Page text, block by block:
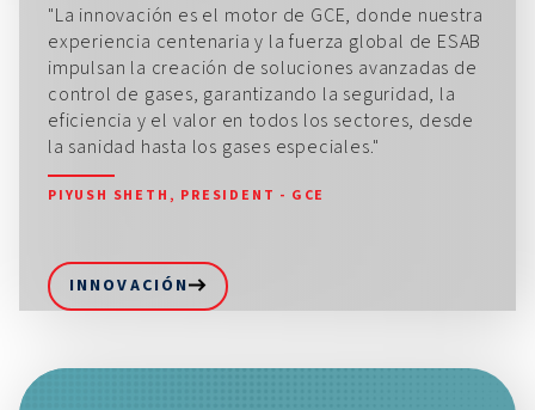
"La innovación es el motor de GCE, donde nuestra
experiencia centenaria y la fuerza global de ESAB
impulsan la creación de soluciones avanzadas de
control de gases, garantizando la seguridad, la
eficiencia y el valor en todos los sectores, desde
la sanidad hasta los gases especiales."
PIYUSH SHETH, PRESIDENT - GCE
INNOVACIÓN